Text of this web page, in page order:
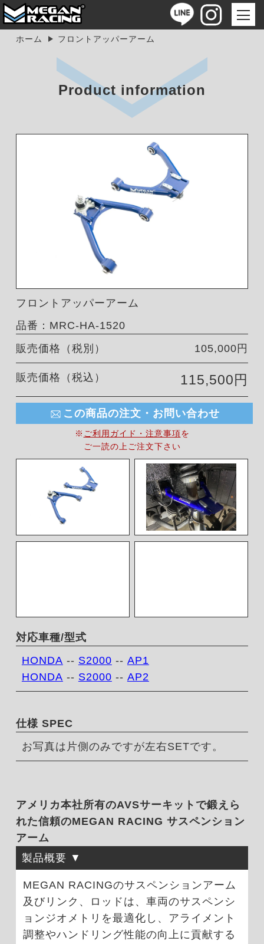
ホーム フロントアッパーアーム
Product information
フロントアッパーアーム
品番：MRC-HA-1520
販売価格（税別）
105,000円
販売価格（税込） 115,500円
この商品の注文・お問い合わせ
※ ご利用ガイド・注意事項を
ご一読の上ご注文下さい
対応車種/型式
HONDA -- S2000 -- AP1
HONDA -- S2000 -- AP2
仕様 SPEC
お写真は片側のみですが左右SETです。
アメリカ本社所有のAVSサーキットで鍛えら
れた信頼のMEGAN RACING サスペンション
アーム
製品概要
MEGAN RACINGのサスペンションアーム
及びリンク、ロッドは、車両のサスペンシ
ョンジオメトリを最適化し、アライメント
調整やハンドリング性能の向上に貢献する